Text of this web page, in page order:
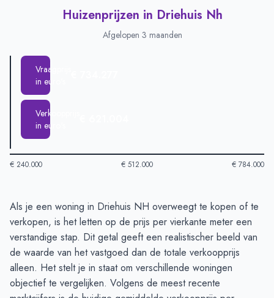
Huizenprijzen in Driehuis Nh
Afgelopen 3 maanden
Vraagprijs
in euro's
Verkoopprijs
in euro's
€ 240.000 € 512.000 € 784.000
Huizenprijzen in Driehuis Nh-Afgelopen 3 maanden
Type
Bedrag
Vraagprijs in euro's
€ 734.277
Verkoopprijs in euro's
€ 621.004
Als je een woning in Driehuis NH overweegt te kopen of te
verkopen, is het letten op de prijs per vierkante meter een
verstandige stap. Dit getal geeft een realistischer beeld van
de waarde van het vastgoed dan de totale verkoopprijs
alleen. Het stelt je in staat om verschillende woningen
objectief te vergelijken. Volgens de meest recente